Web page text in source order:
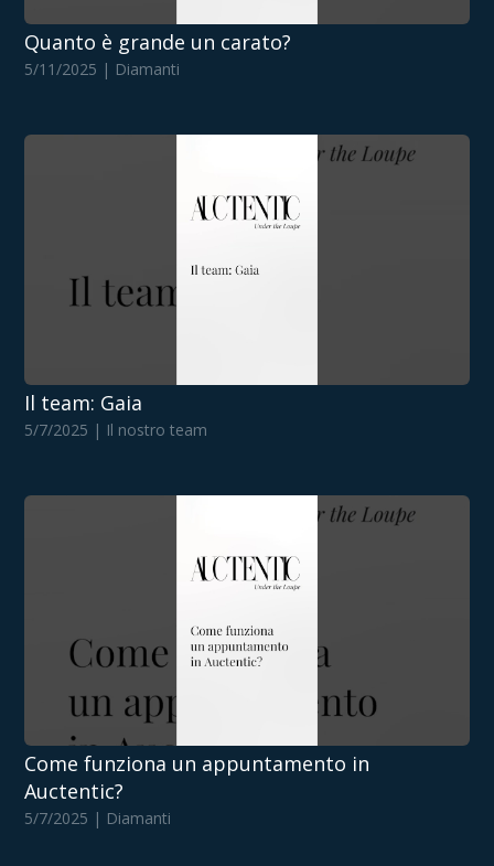
Quanto è grande un carato?
5/11/2025 | Diamanti
Il team: Gaia
5/7/2025 | Il nostro team
Come funziona un appuntamento in
Auctentic?
5/7/2025 | Diamanti